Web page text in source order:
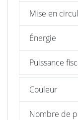
Mise en
Énergie
Puissance
Couleur
Nombre de